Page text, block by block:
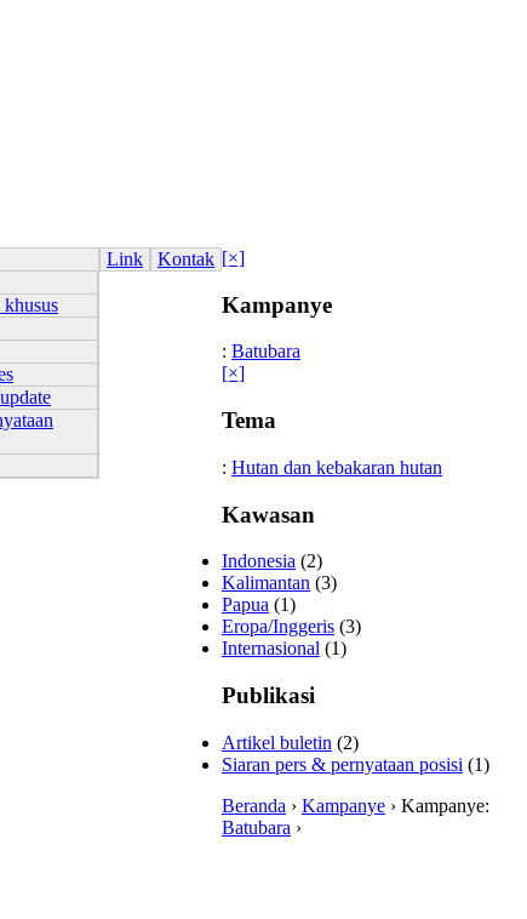
Link Kontak [×]
Kampanye
: Batubara
[×]
Tema
: Hutan dan kebakaran hutan
Kawasan
Indonesia (2)
Kalimantan (3)
Papua (1)
Eropa/Inggeris (3)
Internasional (1)
Publikasi
Artikel buletin (2)
Siaran pers & pernyataan posisi (1)
Beranda › Kampanye › Kampanye:
Batubara ›